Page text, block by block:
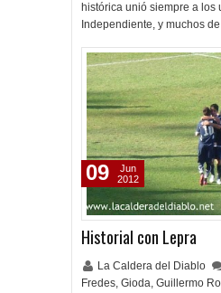
histórica unió siempre a los
Independiente, y muchos
Historial con Lepra
La Caldera del Diablo
Fredes, Gioda, Guillermo
09
Jun
2012